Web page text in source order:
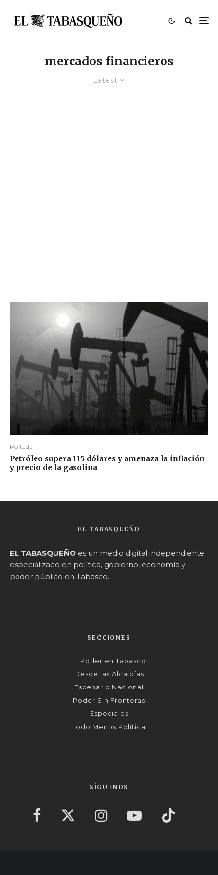
mercados financieros
Latest
Portada
Petróleo supera 115 dólares y amenaza la inflación
y precio de la gasolina
EL TABASQUEÑO
EL TABASQUEÑO es un medio digital independiente
especializado en política, gobierno, economía y
poder público en Tabasco.
SECCIONES
El Poder en Tabasco
Desde las Alcaldías
Escenario Nacional
Poder Sin Fronteras
Especiales
Todo Menos Política
SÍGUENOS